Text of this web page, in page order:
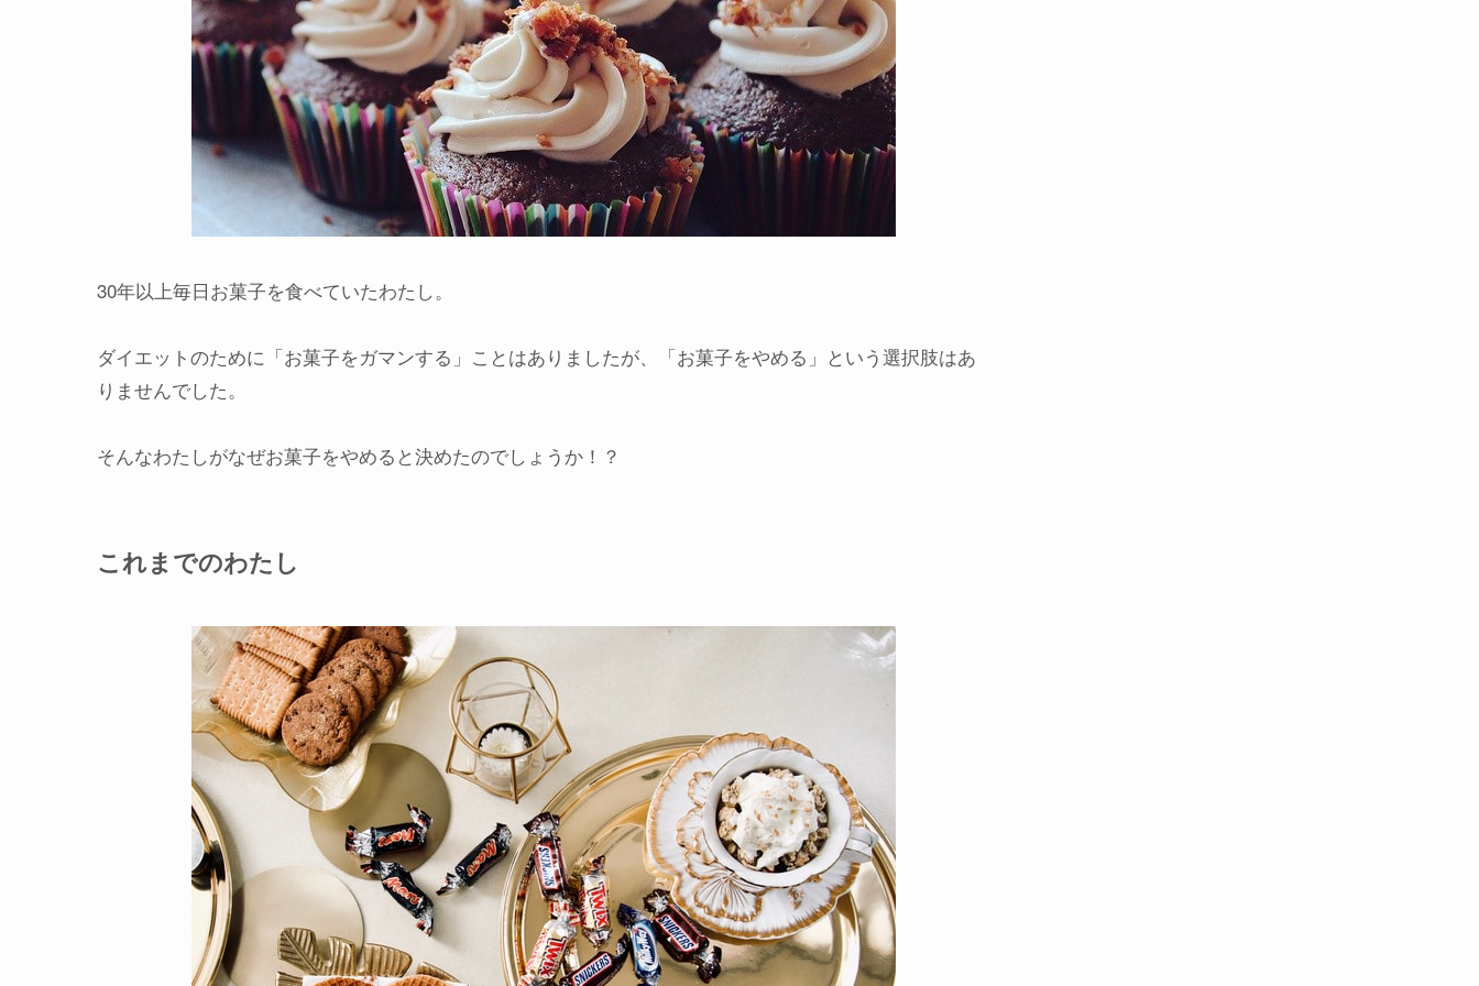
30年以上毎日お菓子を食べていたわたし。
ダイエットのために「お菓子をガマンする」ことはありましたが、「お菓子をやめる」という選択肢はあ
りませんでした。
そんなわたしがなぜお菓子をやめると決めたのでしょうか！？
これまでのわたし